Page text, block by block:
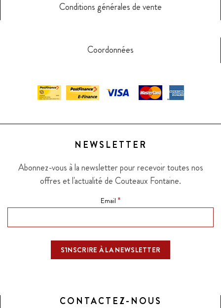
Conditions générales de vente
Coordonnées
NEWSLETTER
Abonnez-vous à la newsletter pour recevoir toutes nos
offres et l'actualité de Couteaux Fontaine.
Email *
CONTACTEZ-NOUS